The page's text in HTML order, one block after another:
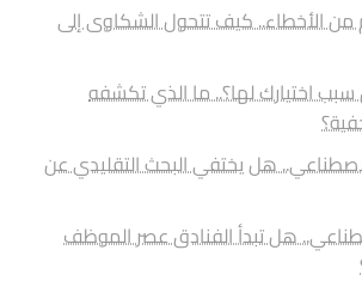
من الأخطاء.. كيف تتحول الشكاوى إلى
اختيارك لها؟.. ما الذي تكشفه
هل يختفي البحث التقليدي عن
هل تبدأ الفنادق عصر الموظف